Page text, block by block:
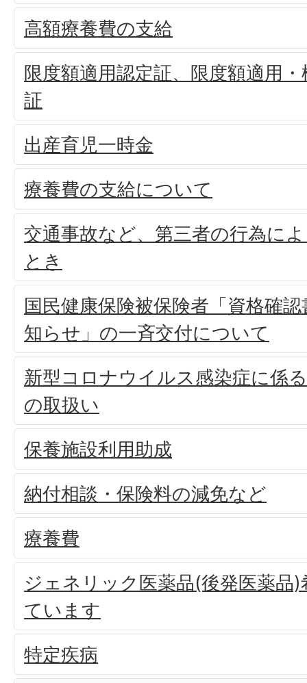
高額療養費の支給
限度額適用認定証、限度額適用
証
出産育児一時金
療養費の支給について
交通事故など、第三者の行為に
とき
国民健康保険被保険者「資格確
知らせ」の一斉交付について
新型コロナウイルス感染症に係
の取扱い
保養施設利用助成
納付相談・保険料の減免など
療養費
ジェネリック医薬品(後発医薬品
ています
特定疾病